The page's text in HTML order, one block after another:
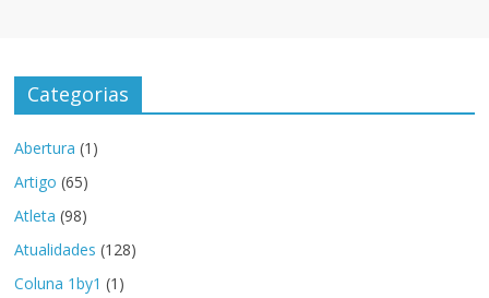
Categorias
Abertura (1)
Artigo (65)
Atleta (98)
Atualidades (128)
Coluna 1by1 (1)